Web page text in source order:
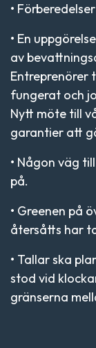
•
• En
av
Entreprenörer
fungerat och
Nytt möte till
garantier att
• Någon väg
på.
• Greenen på
återsåtts har
• Tallar ska
stod vid
gränserna